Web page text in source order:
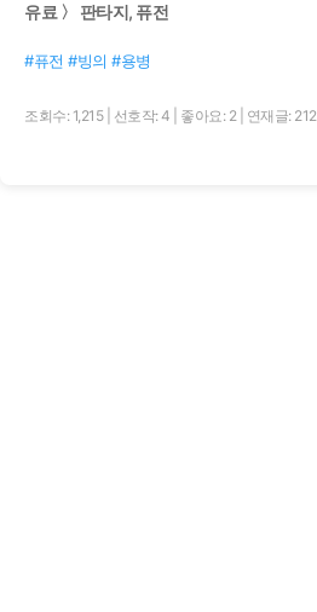
유료 〉 판타지, 퓨전
#퓨전 #빙의 #용병
조회수: 1,215 선호작: 4 좋아요: 2 연재글: 212